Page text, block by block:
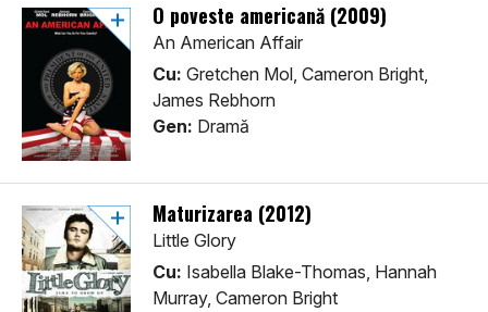
O poveste americană (2009)
An American Affair
Cu: Gretchen Mol, Cameron Bright,
James Rebhorn
Gen: Dramă
Maturizarea (2012)
Little Glory
Cu: Isabella Blake-Thomas, Hannah
Murray, Cameron Bright